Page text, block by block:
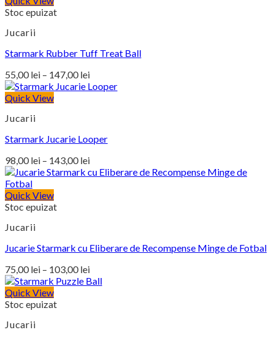
Stoc epuizat
Jucarii
Starmark Rubber Tuff Treat Ball
55,00lei – 147,00leiInterval
de
147,00 lei
Quick View
Jucarii
Starmark Jucarie Looper
98,00lei – 143,00leiInterval
de
Quick View
Stoc epuizat
Jucarii
Jucarie Starmark cu Eliberare de Recompense Minge de Fotbal
75,00lei – 103,00leiInterval
de
Quick View
Stoc epuizat
Jucarii